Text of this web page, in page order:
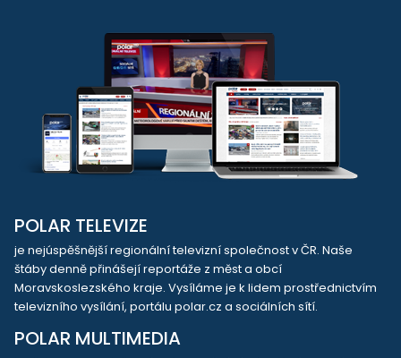
POLAR TELEVIZE
je nejúspěšnější regionální televizní společnost v ČR. Naše
štáby denně přinášejí reportáže z měst a obcí
Moravskoslezského kraje. Vysíláme je k lidem prostřednictvím
televizního vysílání, portálu polar.cz a sociálních sítí.
POLAR MULTIMEDIA